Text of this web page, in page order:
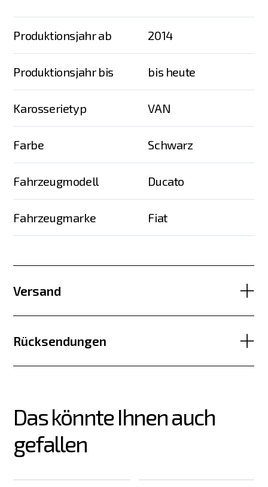
Produktionsjahr ab 2014
Produktionsjahr bis bis heute
Karosserietyp VAN
Farbe Schwarz
Fahrzeugmodell Ducato
Fahrzeugmarke Fiat
Versand
Rücksendungen
Das könnte Ihnen auch
gefallen